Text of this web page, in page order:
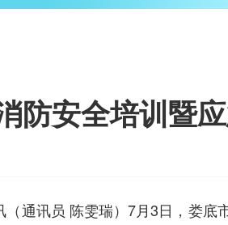
防安全培训暨
（通讯员 陈雯瑞）7月3日，娄底